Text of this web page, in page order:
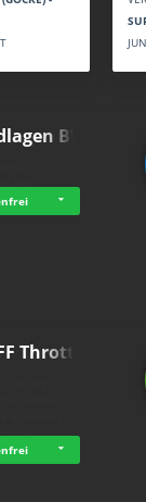
BWL
BWL
Throttle…